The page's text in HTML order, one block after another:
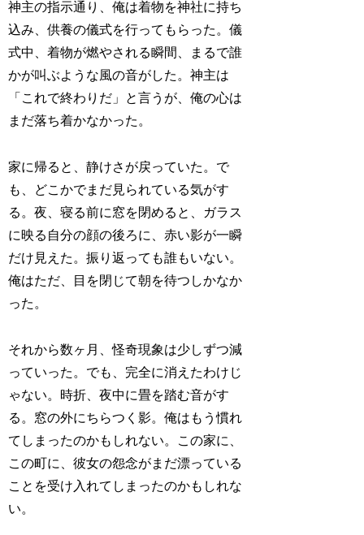
神主の指示通り、俺は着物を神社に持ち
込み、供養の儀式を行ってもらった。儀
式中、着物が燃やされる瞬間、まるで誰
かが叫ぶような風の音がした。神主は
「これで終わりだ」と言うが、俺の心は
まだ落ち着かなかった。
家に帰ると、静けさが戻っていた。で
も、どこかでまだ見られている気がす
る。夜、寝る前に窓を閉めると、ガラス
に映る自分の顔の後ろに、赤い影が一瞬
だけ見えた。振り返っても誰もいない。
俺はただ、目を閉じて朝を待つしかなか
った。
それから数ヶ月、怪奇現象は少しずつ減
っていった。でも、完全に消えたわけじ
ゃない。時折、夜中に畳を踏む音がす
る。窓の外にちらつく影。俺はもう慣れ
てしまったのかもしれない。この家に、
この町に、彼女の怨念がまだ漂っている
ことを受け入れてしまったのかもしれな
い。